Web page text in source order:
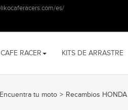
CAFE RACER KITS DE ARRASTRE
Encuentra tu moto > Recambios HONDA